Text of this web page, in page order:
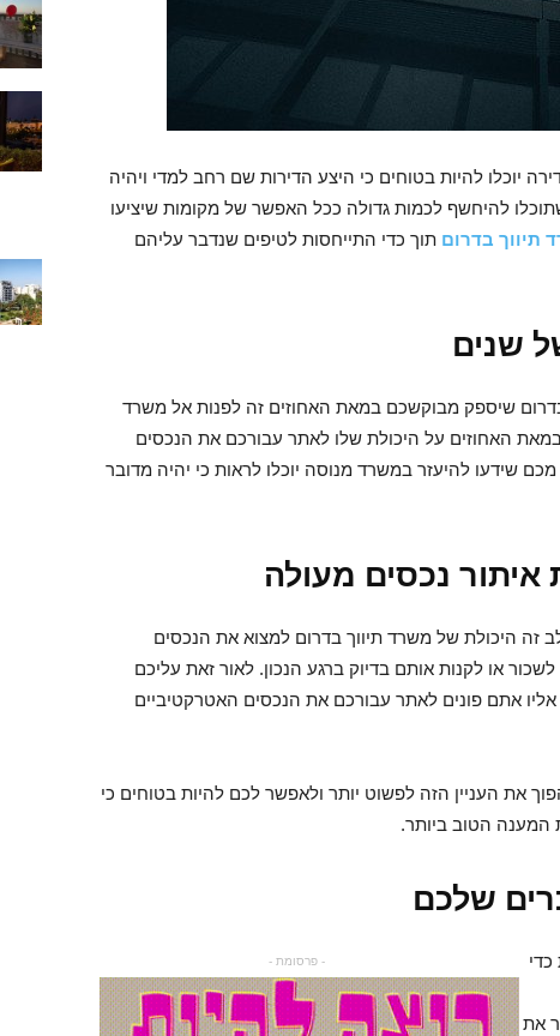
יוכלו להיות בטוחים כי היצע הדירות שם רחב למדי ויהיה
להיחשף לכמות גדולה ככל האפשר של מקומות שיציעו
תיווך בדרום תוך כדי התייחסות לטיפים שנדבר עליהם
שנים
שיספק מבוקשכם במאת האחוזים זה לפנות אל משרד
האחוזים על היכולת שלו לאתר עבורכם את הנכסים
שידעו להיעזר במשרד מנוסה יוכלו לראות כי יהיה מדובר
נכסים מעולה
זה היכולת של משרד תיווך בדרום למצוא את הנכסים
או לקנות אותם בדיוק ברגע הנכון. לאור זאת עליכם
אתם פונים לאתר עבורכם את הנכסים האטרקטיביים
את העניין הזה לפשוט יותר ולאפשר לכם להיות בטוחים כי
המענה הטוב ביותר.
שלכם
- פרסומת -
את